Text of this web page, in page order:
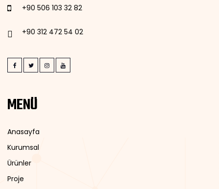
+90 506 103 32 82
+90 312 472 54 02
MENÜ
Anasayfa
Kurumsal
Ürünler
Proje